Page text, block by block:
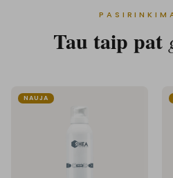
Tau taip pat
NAUJA